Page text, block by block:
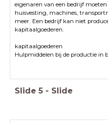
eigenaren van een bedrijf
huisvesting, machines,
meer. Een bedrijf kan niet
kapitaalgoederen.
Hulpmiddelen bij de productie in
Slide 5 - Slide